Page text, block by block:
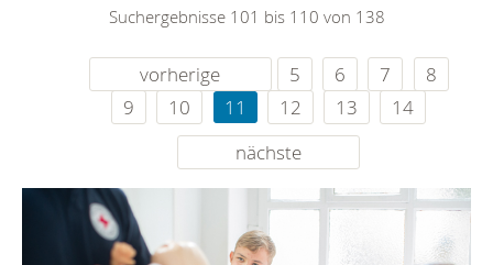
Suchergebnisse 101 bis 110 von 138
vorherige 5 6 7
8
9
10 11 12 13
14
nächste